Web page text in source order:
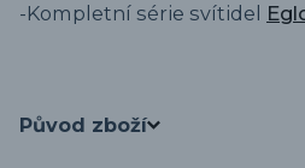
-Kompletní série svítidel
Původ zboží